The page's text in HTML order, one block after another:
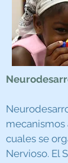
mecanismos
cuales se
Nervioso. El